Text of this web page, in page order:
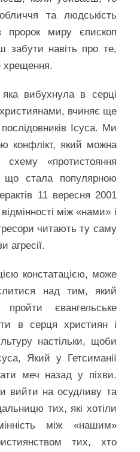
та людськість
пророк миру єпископ
забути навіть про те,
вибухнула в серці
вчиняє ще
Ісуса. Ми
конфлікт, який можна
«протистояння
що стала популярною
11 вересня 2001
між «нами» і
читають ту саму
агресії.
констатацією, може
над тим, який
євангельське
в серця християн і
настільки, щоби
Який у Гетсиманії
меч назад у піхви.
вийти на осудливу та
тих, які хотіли
між «нашим»
тих, хто